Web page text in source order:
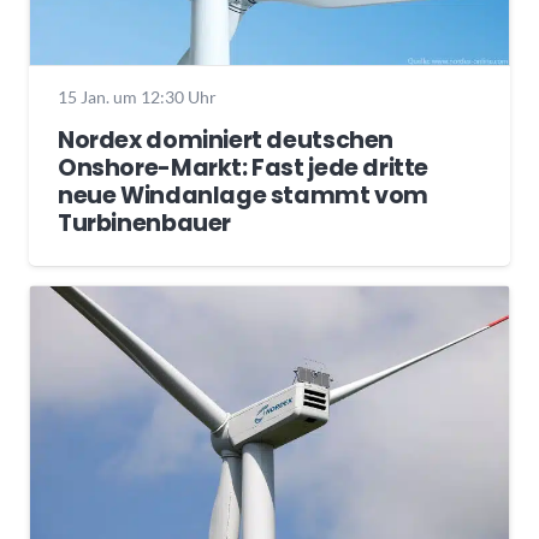
15 Jan. um 12:30 Uhr
Nordex dominiert deutschen
Onshore-Markt: Fast jede dritte
neue Windanlage stammt vom
Turbinenbauer